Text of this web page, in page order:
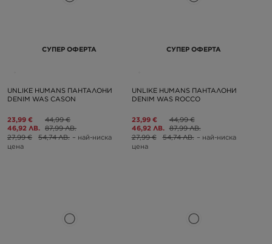
СУПЕР ОФЕРТА
UNLIKE HUMANS ПАНТАЛОНИ
DENIM WAS CASON
23,99 €
46,92 ЛВ.
44,99 €
87,99 ЛВ.
27,99 €
54,74 ЛВ. – най-ниска
цена
СУПЕР ОФЕРТА
UNLIKE HUMANS ПАНТАЛОНИ
DENIM WAS ROCCO
23,99 €
46,92 ЛВ.
44,99 €
87,99 ЛВ.
27,99 €
54,74 ЛВ. – най-ниска
цена